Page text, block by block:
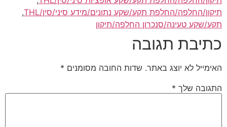
תיקון/החלפה/החלפת תקע/שקע נתונים/מידע סיני/סין/THL
,
תקע/שקע טעינה/סנכרון החלפה/תיקון
כתיבת תגובה
האימייל לא יוצג באתר. שדות החובה מסומנים *
התגובה שלך *